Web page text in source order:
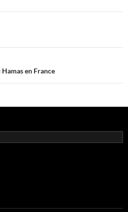
Hamas en France